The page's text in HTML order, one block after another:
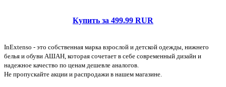
Купить за 499.99 RUR
InExtenso - это собственная марка взрослой и детской одежды, нижнего
белья и обуви АШАН, которая сочетает в себе современный дизайн и
надежное качество по ценам дешевле аналогов.
Не пропускайте акции и распродажи в нашем магазине.